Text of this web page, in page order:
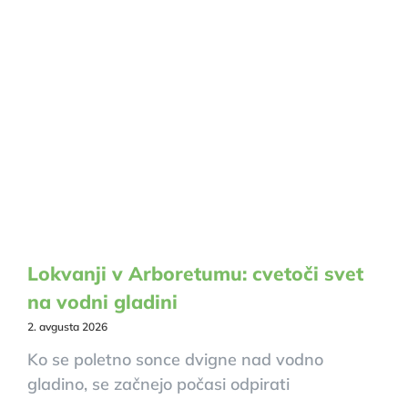
Lokvanji v Arboretumu: cvetoči svet
na vodni gladini
2. avgusta 2026
Ko se poletno sonce dvigne nad vodno
gladino, se začnejo počasi odpirati